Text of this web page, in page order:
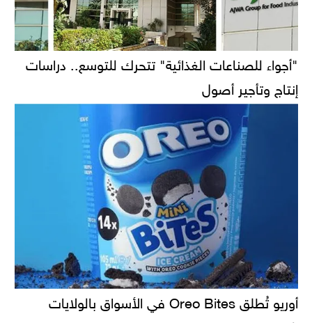
"أجواء للصناعات الغذائية" تتحرك للتوسع.. دراسات
إنتاج وتأجير أصول
أوريو تُطلق Oreo Bites في الأسواق بالولايات